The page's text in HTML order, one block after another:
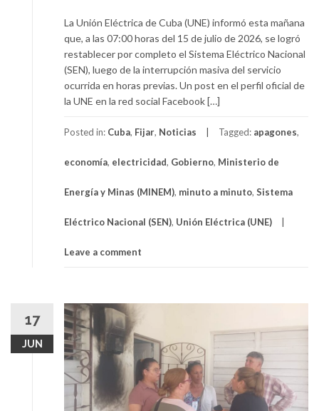
La Unión Eléctrica de Cuba (UNE) informó esta mañana
que, a las 07:00 horas del 15 de julio de 2026, se logró
restablecer por completo el Sistema Eléctrico Nacional
(SEN), luego de la interrupción masiva del servicio
ocurrida en horas previas. Un post en el perfil oficial de
la UNE en la red social Facebook […]
Posted in: Cuba, Fijar, Noticias Tagged: apagones,
economía, electricidad, Gobierno, Ministerio de
Energía y Minas (MINEM), minuto a minuto, Sistema
Eléctrico Nacional (SEN), Unión Eléctrica (UNE)
Leave a comment
17
JUN